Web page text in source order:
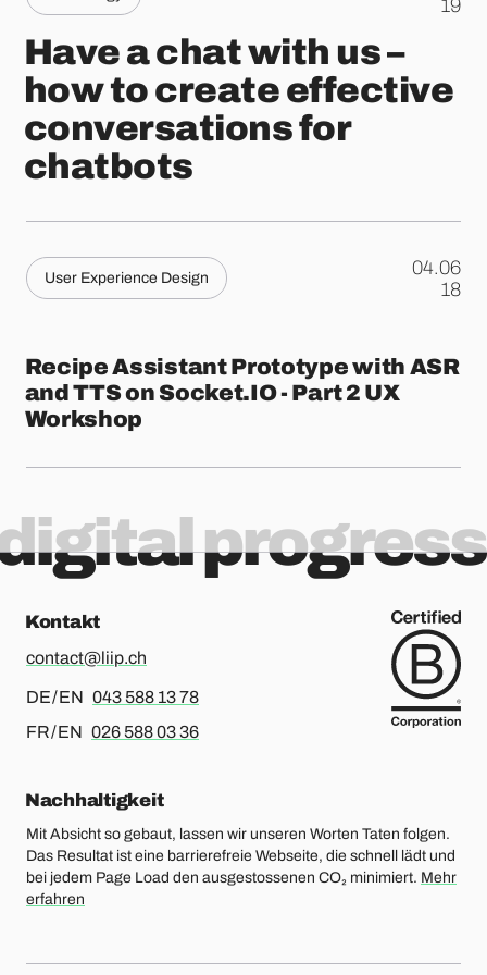
.19
Have a chat with us –
how to create effective
conversations for
chatbots
User Experience Design
04.06
.18
Recipe Assistant Prototype with ASR
and TTS on Socket.IO - Part 2 UX
Workshop
progress
Kontakt
contact@liip.ch
DE / EN Für Deutsch oder Englisch, bitte anrufen
043 588 13 78
FR / EN Für Französisch oder Englisch, bitte anrufen
026 588 03 36
Nachhaltigkeit
Mit Absicht so gebaut, lassen wir unseren Worten Taten folgen.
Das Resultat ist eine barrierefreie Webseite, die schnell lädt und
bei jedem Page Load den ausgestossenen CO₂ minimiert. Mehr
erfahren